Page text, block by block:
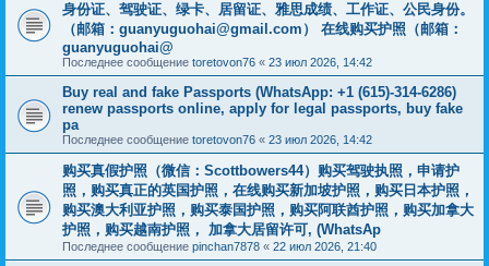
身份证、驾驶证、绿卡、居留证、雅思成绩、工作证、公民身份。
（邮箱： guanyuguohai@gmail.com ） 在线购买护照（邮箱：
guanyuguohai@
Последнее сообщение toretovon76 « 23 июл 2026, 14:42
Buy real and fake Passports (WhatsApp: +1 (615)-314-6286)
renew passports online, apply for legal passports, buy fake
pa
Последнее сообщение toretovon76 « 23 июл 2026, 14:42
购买真假护照（微信：Scottbowers44）购买驾驶执照，申请护
照，购买真正的英国护照，在线购买新加坡护照，购买日本护照，
购买澳大利亚护照，购买泰国护照，购买阿联酋护照，购买加拿大
护照，购买越南护照， 加拿大居留许可, (WhatsAp
Последнее сообщение pinchan7878 « 22 июл 2026, 21:40